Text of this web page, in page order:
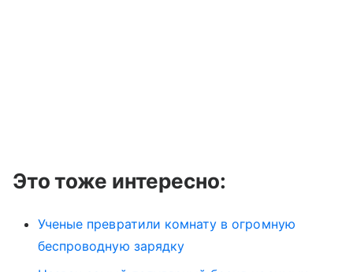
Это тоже интересно:
Ученые превратили комнату в огромную
беспроводную зарядку